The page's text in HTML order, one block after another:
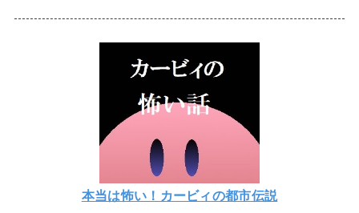
本当は怖い！カービィの都市伝説